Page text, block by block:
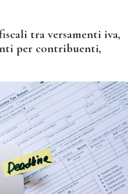
tra versamenti iva,
per contribuenti,